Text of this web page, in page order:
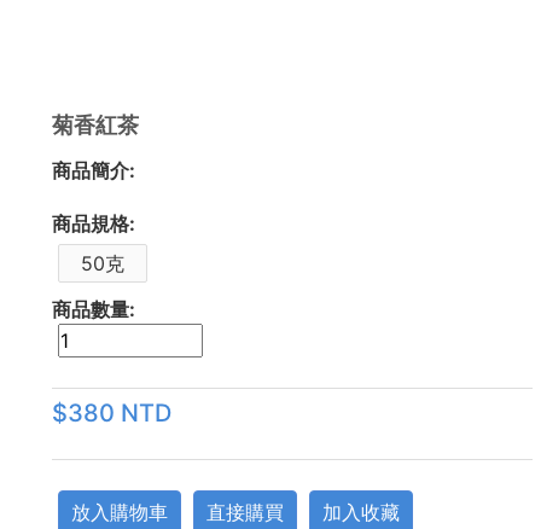
菊香紅茶
商品簡介:
商品規格:
50克
商品數量:
$380 NTD
放入購物車 直接購買 加入收藏